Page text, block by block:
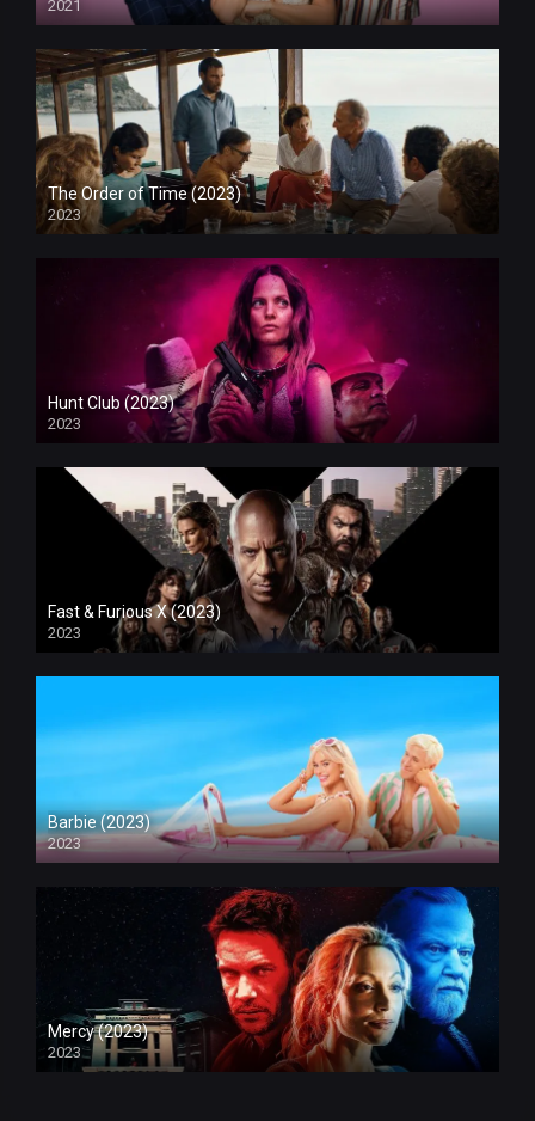
2021
The Order of Time (2023)
2023
Hunt Club (2023)
2023
Fast & Furious X (2023)
2023
Barbie (2023)
2023
Mercy (2023)
2023